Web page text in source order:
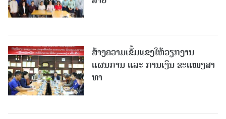
ສ້າງຄວາມເຂັ້ມແຂງໃຫ້ວຽກງານ
ແຜນການ ແລະ ການເງິນ ຂະແໜງສາ
ທາ